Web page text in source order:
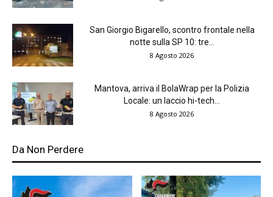
San Giorgio Bigarello, scontro frontale nella
notte sulla SP 10: tre...
8 Agosto 2026
Mantova, arriva il BolaWrap per la Polizia
Locale: un laccio hi-tech...
8 Agosto 2026
Da Non Perdere